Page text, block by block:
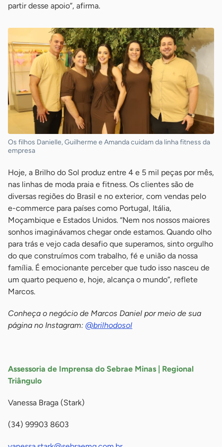
partir desse apoio”, afirma.
Os filhos Danielle, Guilherme e Amanda cuidam da linha fitness da
empresa
Hoje, a Brilho do Sol produz entre 4 e 5 mil peças por mês,
nas linhas de moda praia e fitness. Os clientes são de
diversas regiões do Brasil e no exterior, com vendas pelo
e-commerce para países como Portugal, Itália,
Moçambique e Estados Unidos. “Nem nos nossos maiores
sonhos imaginávamos chegar onde estamos. Quando olho
para trás e vejo cada desafio que superamos, sinto orgulho
do que construímos com trabalho, fé e união da nossa
família. É emocionante perceber que tudo isso nasceu de
um quarto pequeno e, hoje, alcança o mundo”, reflete
Marcos.
Conheça o negócio de Marcos Daniel por meio de sua
página no Instagram: @brilhodosol
Assessoria de Imprensa do Sebrae Minas | Regional
Triângulo
Vanessa Braga (Stark)
(34) 99903 8603